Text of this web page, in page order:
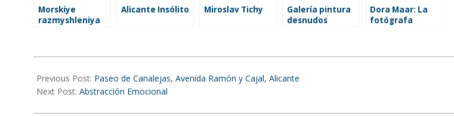
Morskiye
razmyshleniya
Alicante Insólito Miroslav Tichy
Galería pintura
desnudos
Dora Maar: La
fotógrafa
02-
12
Previous Post: Paseo de Canalejas, Avenida Ramón y Cajal, Alicante
Next Post: Abstracción Emocional